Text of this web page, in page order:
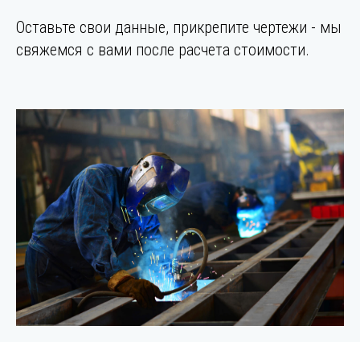
Оставьте свои данные, прикрепите чертежи - мы
свяжемся с вами после расчета стоимости.